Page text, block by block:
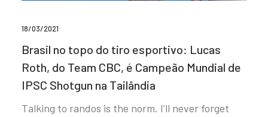
18/03/2021
Brasil no topo do tiro esportivo: Lucas
Roth, do Team CBC, é Campeão Mundial de
IPSC Shotgun na Tailândia
Talking to randos is the norm. I’ll never forget